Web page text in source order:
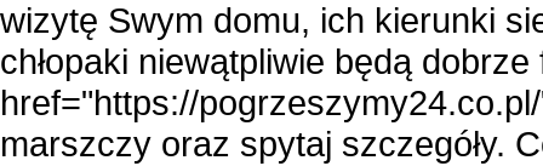
wizytę Swym domu, ich kierunki
chłopaki niewątpliwie będą
href="https://
marszczy oraz spytaj szczegóły.